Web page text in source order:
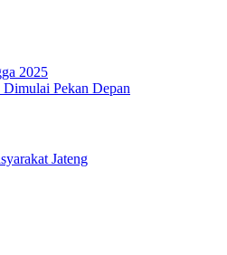
2025
Pekan Depan